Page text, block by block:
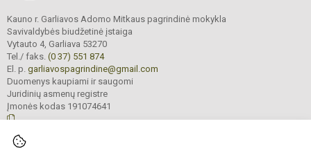
Kauno r. Garliavos Adomo Mitkaus pagrindinė mokykla
Savivaldybės biudžetinė įstaiga
Vytauto 4, Garliava 53270
Tel./ faks. (0 37) 551 874
El. p. garliavospagrindine@gmail.com
Duomenys kaupiami ir saugomi
Juridinių asmenų registre
Įmonės kodas 191074641